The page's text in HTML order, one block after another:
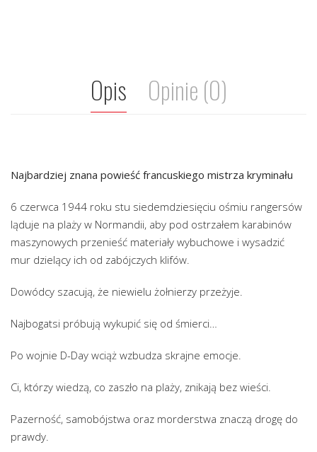
Opis Opinie (0)
Najbardziej znana powieść francuskiego mistrza kryminału
6 czerwca 1944 roku stu siedemdziesięciu ośmiu rangersów
ląduje na plaży w Normandii, aby pod ostrzałem karabinów
maszynowych przenieść materiały wybuchowe i wysadzić
mur dzielący ich od zabójczych klifów.
Dowódcy szacują, że niewielu żołnierzy przeżyje.
Najbogatsi próbują wykupić się od śmierci…
Po wojnie D-Day wciąż wzbudza skrajne emocje.
Ci, którzy wiedzą, co zaszło na plaży, znikają bez wieści.
Pazerność, samobójstwa oraz morderstwa znaczą drogę do
prawdy.